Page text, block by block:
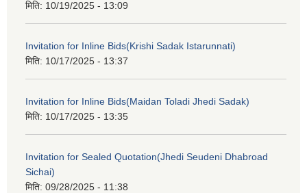
मिति: 10/19/2025 - 13:09
Invitation for Inline Bids(Krishi Sadak Istarunnati)
मिति: 10/17/2025 - 13:37
Invitation for Inline Bids(Maidan Toladi Jhedi Sadak)
मिति: 10/17/2025 - 13:35
Invitation for Sealed Quotation(Jhedi Seudeni Dhabroad
Sichai)
मिति: 09/28/2025 - 11:38